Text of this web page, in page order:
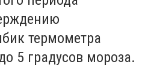
термометра
5 градусов мороза.